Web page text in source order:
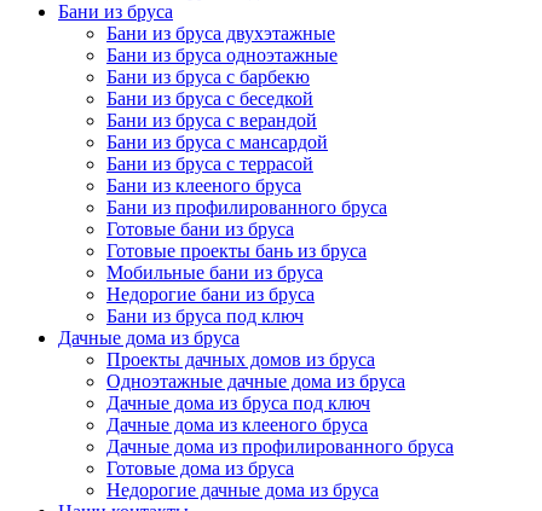
Бани из бруса
Бани из бруса двухэтажные
Бани из бруса одноэтажные
Бани из бруса с барбекю
Бани из бруса с беседкой
Бани из бруса с верандой
Бани из бруса с мансардой
Бани из бруса с террасой
Бани из клееного бруса
Бани из профилированного бруса
Готовые бани из бруса
Готовые проекты бань из бруса
Мобильные бани из бруса
Недорогие бани из бруса
Бани из бруса под ключ
Дачные дома из бруса
Проекты дачных домов из бруса
Одноэтажные дачные дома из бруса
Дачные дома из бруса под ключ
Дачные дома из клееного бруса
Дачные дома из профилированного бруса
Готовые дома из бруса
Недорогие дачные дома из бруса